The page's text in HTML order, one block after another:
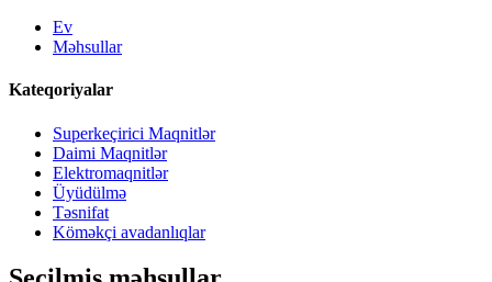
Ev
Məhsullar
Kateqoriyalar
Superkeçirici Maqnitlər
Daimi Maqnitlər
Elektromaqnitlər
Üyüdülmə
Təsnifat
Köməkçi avadanlıqlar